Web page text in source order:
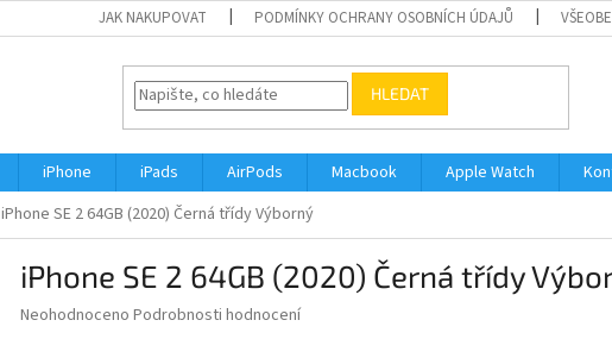
JAK NAKUPOVAT PODMÍNKY OCHRANY OSOBNÍCH ÚDAJŮ
HLEDAT
iPhone iPads AirPods Macbook Apple Watch
iPhone SE 2 64GB (2020) Černá třídy Výborný
iPhone SE 2 64GB (2020) Černá třídy
Průměrné
Neohodnoceno Podrobnosti hodnocení